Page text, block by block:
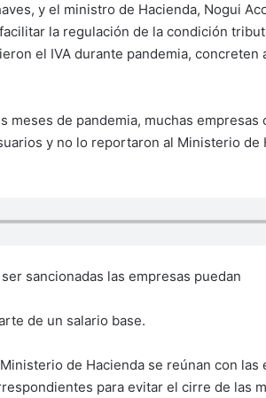
y el ministro de Hacienda, Nogui
facilitar la regulación de la condición
el IVA durante pandemia, concreten
meses de pandemia, muchas empresas
y no lo reportaron al Ministerio de
sancionadas las empresas puedan
de un salario base.
de Hacienda se reúnan con las
para evitar el cirre de las